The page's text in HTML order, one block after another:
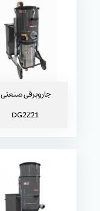
جاروبرقی صنعتی
DG2Z21
جاروبرقی صنعتی DG 150 PN